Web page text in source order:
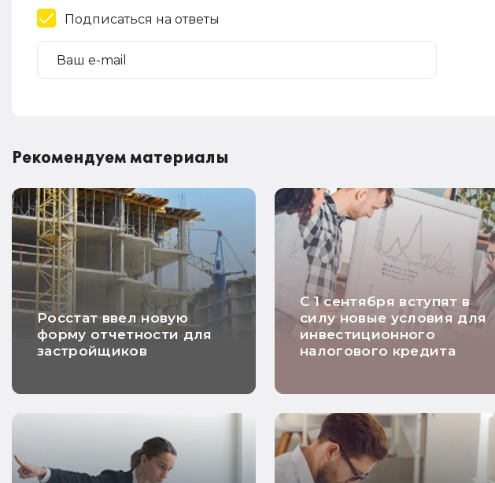
Подписаться на ответы
Рекомендуем материалы
Росстат ввел новую
форму отчетности для
застройщиков
С 1 сентября вступят в
силу новые условия для
инвестиционного
налогового кредита